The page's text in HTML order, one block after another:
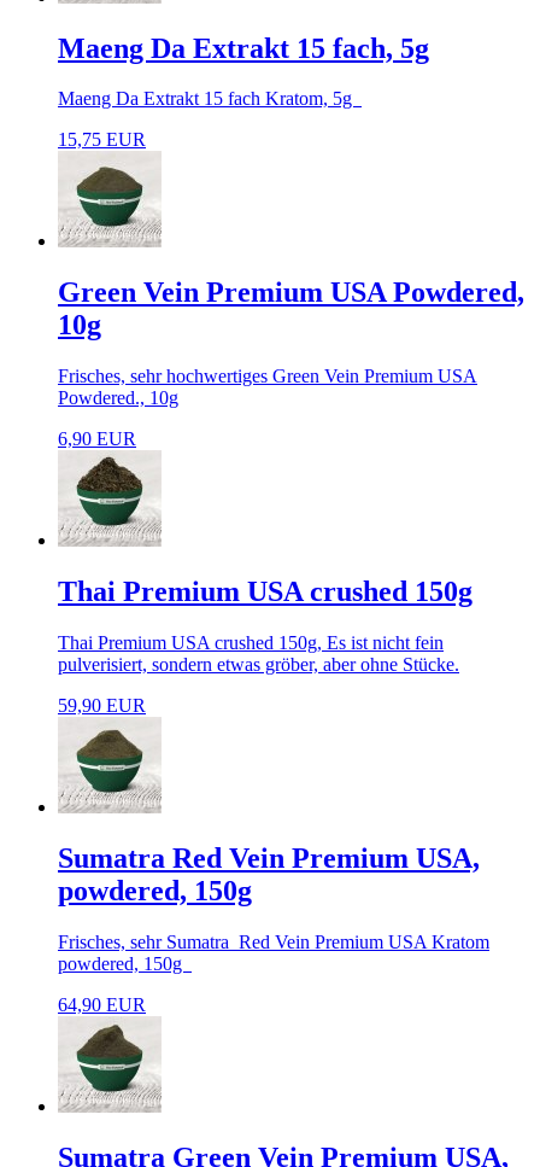
Maeng Da Extrakt 15 fach, 5g
Maeng Da Extrakt 15 fach Kratom, 5g
15,75 EUR
Green Vein Premium USA Powdered,
10g
Frisches, sehr hochwertiges Green Vein Premium USA
Powdered., 10g
6,90 EUR
Thai Premium USA crushed 150g
Thai Premium USA crushed 150g, Es ist nicht fein
pulverisiert, sondern etwas gröber, aber ohne Stücke.
59,90 EUR
Sumatra Red Vein Premium USA,
powdered, 150g
Frisches, sehr Sumatra Red Vein Premium USA Kratom
powdered, 150g
64,90 EUR
Sumatra Green Vein Premium USA,